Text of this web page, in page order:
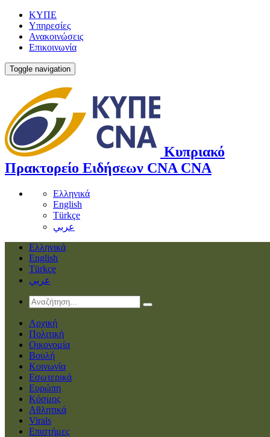
ΚΥΠΕ
Υπηρεσίες
Ανακοινώσεις
Επικοινωνία
Toggle navigation
Κυπριακό
Πρακτορείο Ειδήσεων CNA CNA
Ελληνικά
English
Türkçe
عربي
Ελληνικά
English
Türkçe
عربي
Αρχική
Πολιτική
Οικονομία
Βουλή
Κοινωνία
Εσωτερικά
Ευρώπη
Κόσμος
Αθλητικά
Virals
Επιστήμες